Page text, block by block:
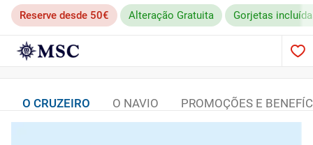
Reserve desde 50€ Alteração Gratuita Gorjetas
O CRUZEIRO O NAVIO PROMOÇÕES E